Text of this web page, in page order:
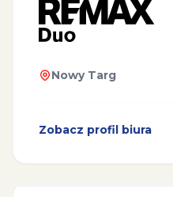
Nowy Targ
Zobacz profil biura